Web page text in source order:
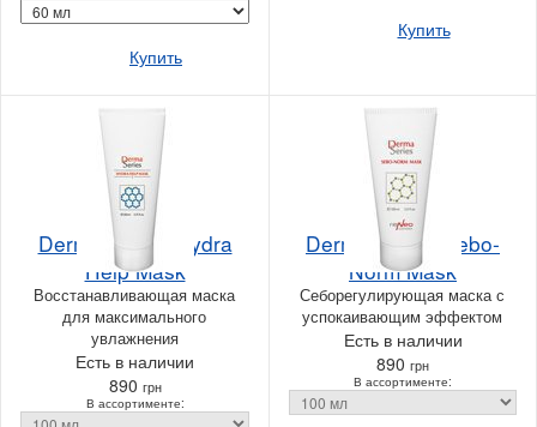
Купить
Купить
Derma Series Hydra
Help Mask
Восстанавливающая маска
для максимального
увлажнения
Есть в наличии
890 грн
В ассортименте:
Derma Series Sebo-
Norm Mask
Себорегулирующая маска с
успокаивающим эффектом
Есть в наличии
890 грн
В ассортименте: